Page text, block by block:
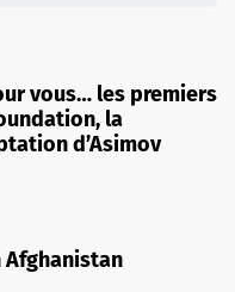
vous… les premiers
la
d’Asimov
Afghanistan